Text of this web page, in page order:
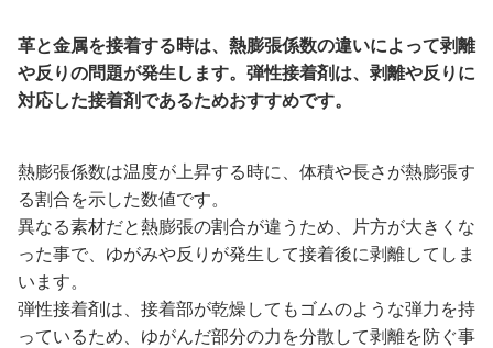
革と金属を接着する時は、熱膨張係数の違いによって剥離
や反りの問題が発生します。弾性接着剤は、剥離や反りに
対応した接着剤であるためおすすめです。
熱膨張係数は温度が上昇する時に、体積や長さが熱膨張す
る割合を示した数値です。
異なる素材だと熱膨張の割合が違うため、片方が大きくな
った事で、ゆがみや反りが発生して接着後に剥離してしま
います。
弾性接着剤は、接着部が乾燥してもゴムのような弾力を持
っているため、ゆがんだ部分の力を分散して剥離を防ぐ事